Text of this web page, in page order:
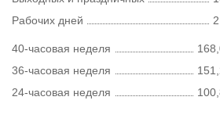
Рабочих дней
40-часовая неделя
36-часовая неделя
24-часовая неделя